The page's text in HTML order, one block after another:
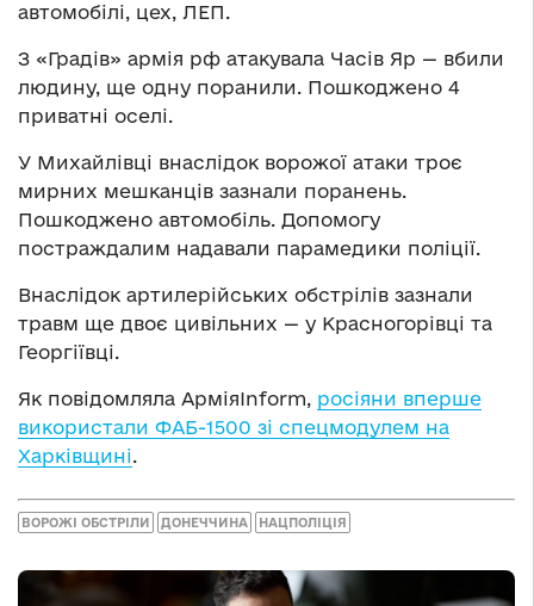
автомобілі, цех, ЛЕП.
З «Градів» армія рф атакувала Часів Яр — вбили
людину, ще одну поранили. Пошкоджено 4
приватні оселі.
У Михайлівці внаслідок ворожої атаки троє
мирних мешканців зазнали поранень.
Пошкоджено автомобіль. Допомогу
постраждалим надавали парамедики поліції.
Внаслідок артилерійських обстрілів зазнали
травм ще двоє цивільних — у Красногорівці та
Георгіївці.
Як повідомляла АрміяInform, росіяни вперше
використали ФАБ-1500 зі спецмодулем на
Харківщині.
ВОРОЖІ ОБСТРІЛИ ДОНЕЧЧИНА НАЦПОЛІЦІЯ